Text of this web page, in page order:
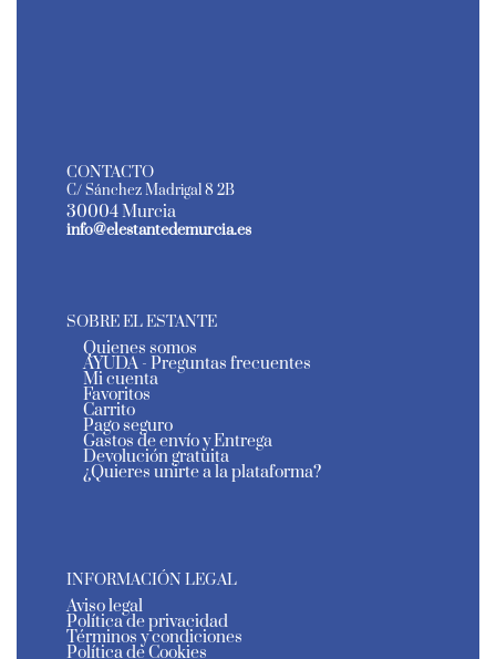
CONTACTO
C/ Sánchez Madrigal 8 2B
30004 Murcia
info@elestantedemurcia.es
SOBRE EL ESTANTE
Quienes somos
AYUDA - Preguntas frecuentes
Mi cuenta
Favoritos
Carrito
Pago seguro
Gastos de envío y Entrega
Devolución gratuita
¿Quieres unirte a la plataforma?
INFORMACIÓN LEGAL
Aviso legal
Política de privacidad
Términos y condiciones
Política de Cookies